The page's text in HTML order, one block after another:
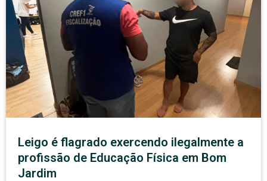
Leigo é flagrado exercendo ilegalmente a
profissão de Educação Física em Bom
Jardim